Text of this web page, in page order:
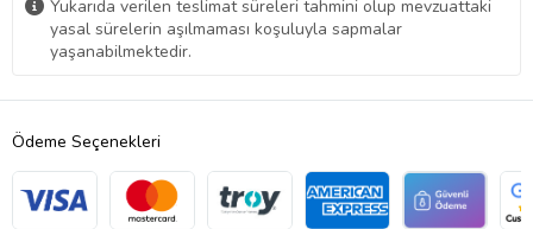
Yukarıda verilen teslimat süreleri tahmini olup mevzuattaki
yasal sürelerin aşılmaması koşuluyla sapmalar
yaşanabilmektedir.
Ödeme Seçenekleri